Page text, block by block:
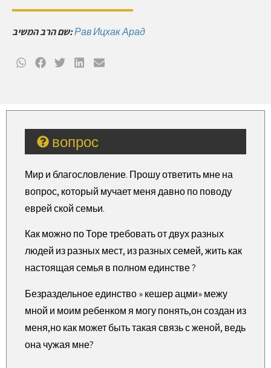
שם הרב המשיב:Рав Ицхак Арад
вопрос
Мир и благословление. Прошу ответить мне на
вопрос, который мучает меня давно по поводу
еврей ской семьи.
Как можно по Торе требовать от двух разных
людей из разных мест, из разных семей, жить как
настоящая семья в полном единстве ?
Безраздельное единство » кешер ацми» межу
мной и моим ребенком я могу понять,он создан из
меня,но как может быть такая связь с женой, ведь
она чужая мне?